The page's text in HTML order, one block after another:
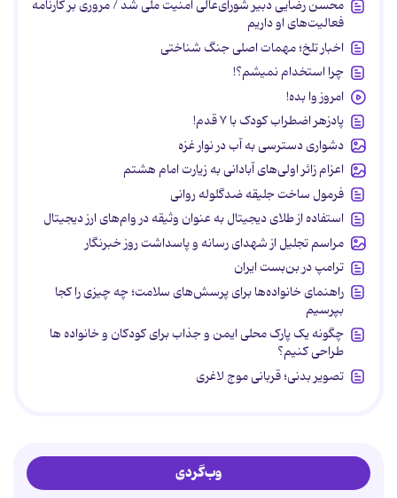
محسن رضایی دبیر شورای‌عالی امنیت ملی شد / مروری بر کارنامه
فعالیت‌های او داریم
اخبار تلخ؛ مهمات اصلی جنگ شناختی
چرا استخدام نمیشم؟!
امروز وا بده!
پادزهر اضطراب کودک با ۷ قدم!
دشواری دسترسی به آب در نوار غزه
اعزام زائر اولی‌های آبادانی به زیارت امام هشتم
فرمول ساخت جلیقه ضدگلوله روانی
استفاده از طلای دیجیتال به عنوان وثیقه در وام‌های ارز دیجیتال
مراسم تجلیل از شهدای رسانه و پاسداشت روز خبرنگار
ترامپ در بن‌بست ایران
راهنمای خانواده‌ها برای پرسش‌های سلامت؛ چه چیزی را کجا
بپرسیم
چگونه یک پارک محلی ایمن و جذاب برای کودکان و خانواده ها
طراحی کنیم؟
تصویر بدنی؛ قربانی موج لاغری
وب‌گردی